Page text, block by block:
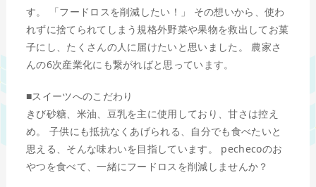
す。 「フードロスを削減したい！」 その想いから、使わ
れずに捨てられてしまう規格外野菜や果物を救出してお菓
子にし、たくさんの人に届けたいと思いました。 農家さ
んの6次産業化にも繋がればと思っています。
■スイーツへのこだわり
きび砂糖、米油、豆乳を主に使用しており、甘さは控え
め。 子供にも抵抗なくあげられる、自分でも食べたいと
思える、そんな味わいを目指しています。 pechecoのお
やつを食べて、一緒にフードロスを削減しませんか？